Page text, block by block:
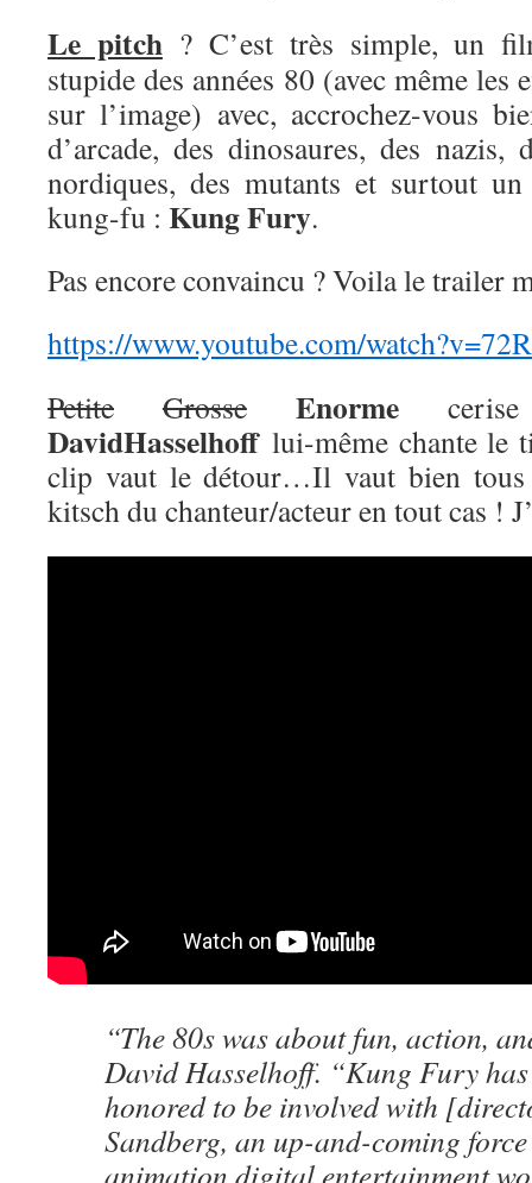
Le pitch? C’est très simple, un
stupide des années 80 (avec même
sur l’image) avec, accrochez-vous
d’arcade, des dinosaures, des
nordiques, des mutants et surtout
kung-fu : Kung Fury.
Pas encore convaincu ? Voila le trailer
https://www.youtube.com/
Petite
Grosse Enormecerise
DavidHasselhofflui-même chante le
clip vaut le détour…Il vaut bien tous
kitsch du chanteur/acteur en tout cas !
“The 80s was about fun, action,
David Hasselhoff. “Kung Fury
honored to be involved with
Sandberg, an up-and-coming
animation digital entertainment